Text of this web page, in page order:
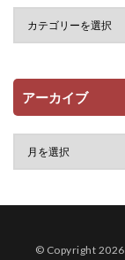
アーカイブ
© Copyright 2026